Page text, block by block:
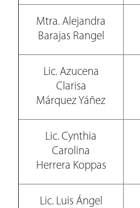
Mtra. Alejandra
Barajas Rangel
Lic. Azucena
Clarisa
Márquez Yáñez
Lic. Cynthia
Carolina
Herrera Koppas
Lic. Luis Ángel